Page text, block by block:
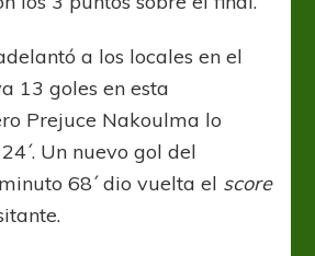
a los locales en el
13 goles en esta
Prejuce Nakoulma lo
Un nuevo gol del
68´ dio vuelta el score